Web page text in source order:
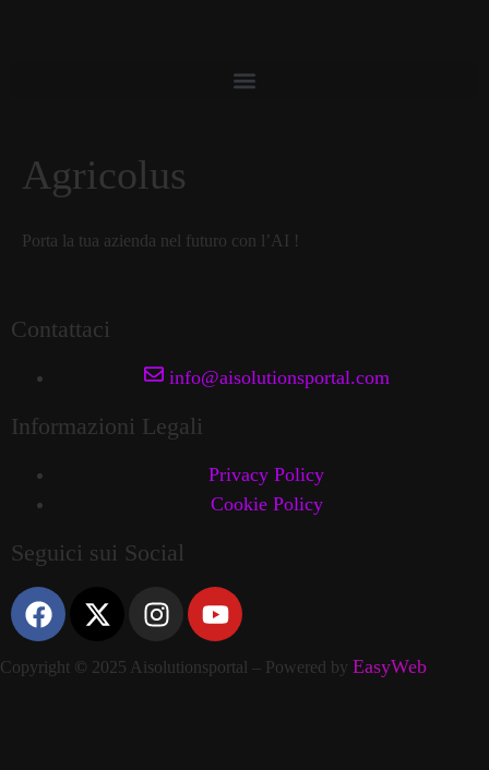
Agricolus
Porta la tua azienda nel futuro con l’AI !
Contattaci
info@aisolutionsportal.com
Informazioni Legali
Privacy Policy
Cookie Policy
Seguici sui Social
Copyright © 2025 Aisolutionsportal – Powered by EasyWeb